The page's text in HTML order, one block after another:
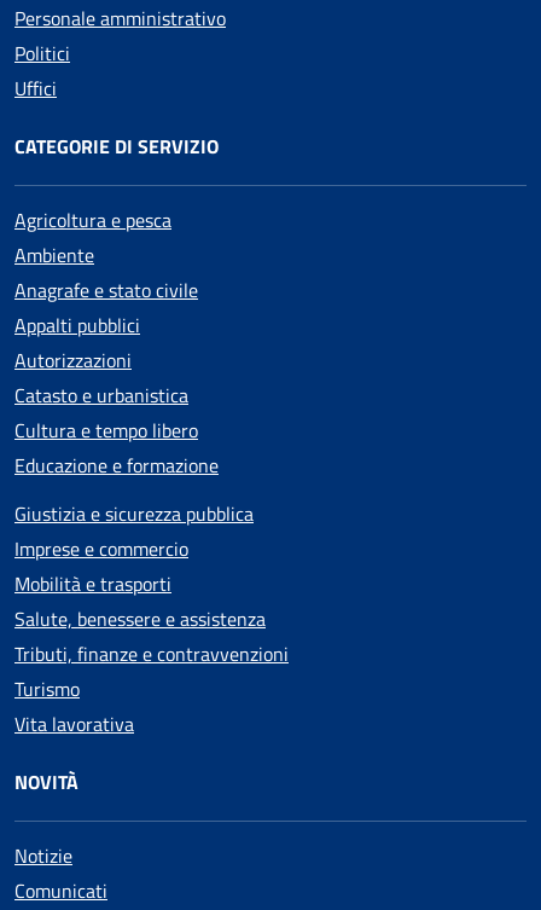
Personale amministrativo
Politici
Uffici
CATEGORIE DI SERVIZIO
Agricoltura e pesca
Ambiente
Anagrafe e stato civile
Appalti pubblici
Autorizzazioni
Catasto e urbanistica
Cultura e tempo libero
Educazione e formazione
Giustizia e sicurezza pubblica
Imprese e commercio
Mobilità e trasporti
Salute, benessere e assistenza
Tributi, finanze e contravvenzioni
Turismo
Vita lavorativa
NOVITÀ
Notizie
Comunicati